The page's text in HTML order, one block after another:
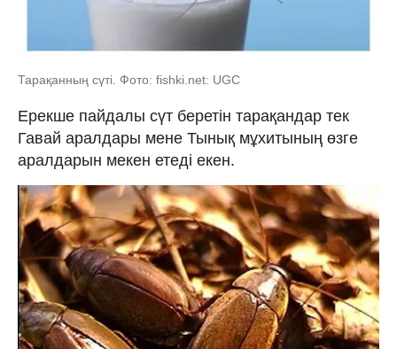
Тарақанның сүті. Фото: fishki.net: UGC
Ерекше пайдалы сүт беретін тарақандар тек
Гавай аралдары мене Тынық мұхитының өзге
аралдарын мекен етеді екен.